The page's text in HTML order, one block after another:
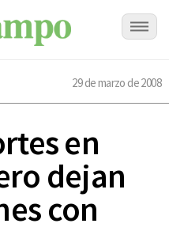
29 de marzo de 2008
en
dejan
con